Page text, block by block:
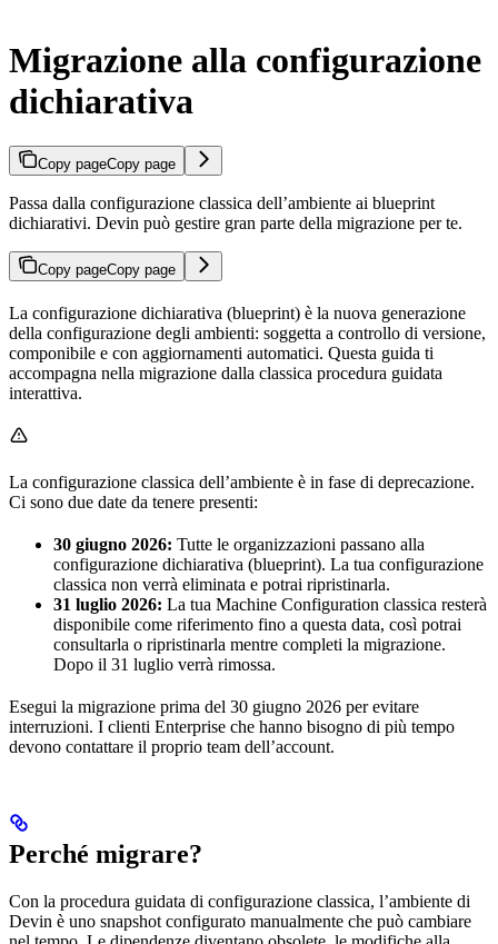
Migrazione alla configurazione
dichiarativa
Copy pageCopy page
Passa dalla configurazione classica dell’ambiente ai blueprint
dichiarativi. Devin può gestire gran parte della migrazione per te.
Copy pageCopy page
La configurazione dichiarativa (blueprint) è la nuova generazione
della configurazione degli ambienti: soggetta a controllo di versione,
componibile e con aggiornamenti automatici. Questa guida ti
accompagna nella migrazione dalla classica procedura guidata
interattiva.
La configurazione classica dell’ambiente è in fase di deprecazione.
Ci sono due date da tenere presenti:
30 giugno 2026: Tutte le organizzazioni passano alla
configurazione dichiarativa (blueprint). La tua configurazione
classica non verrà eliminata e potrai ripristinarla.
31 luglio 2026: La tua Machine Configuration classica resterà
disponibile come riferimento fino a questa data, così potrai
consultarla o ripristinarla mentre completi la migrazione.
Dopo il 31 luglio verrà rimossa.
Esegui la migrazione prima del 30 giugno 2026 per evitare
interruzioni. I clienti Enterprise che hanno bisogno di più tempo
devono contattare il proprio team dell’account.
Perché migrare?
Con la procedura guidata di configurazione classica, l’ambiente di
Devin è uno snapshot configurato manualmente che può cambiare